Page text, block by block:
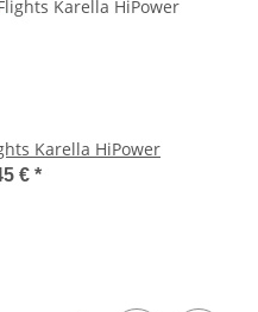
Karella HiPower
€ *